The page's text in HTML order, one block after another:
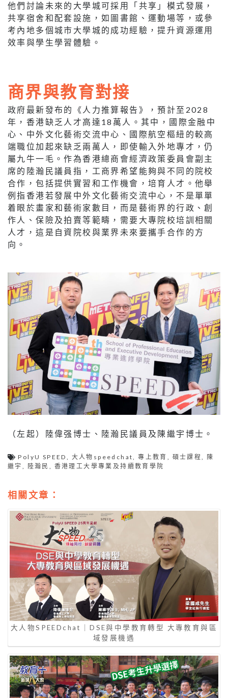
他們討論未來的大學城可採用「共享」模式發展，
共享宿舍和配套設施，如圖書館、運動場等，或參
考內地多個城市大學城的成功經驗，提升資源運用
效率與學生學習體驗。
商界與教育對接
政府最新發布的《人力推算報告》，預計至2028
年，香港缺乏人才高達18萬人。其中，國際金融中
心、中外文化藝術交流中心、國際航空樞紐的較高
端職位加起來缺乏兩萬人，即使輸入外地專才，仍
屬九牛一毛。作為香港總商會經濟政策委員會副主
席的陸瀚民議員指，工商界希望能夠與不同的院校
合作，包括提供實習和工作機會，培育人才。他舉
例指香港若發展中外文化藝術交流中心，不是單單
着眼於畫家和藝術家數目，而是藝術界的行政、創
作人、保險及拍賣等範疇，需要大專院校培訓相關
人才，這是自資院校與業界未來要攜手合作的方
向。
（左起）陸偉强博士、陸瀚民議員及陳繼宇博士。
PolyU SPEED 大人物speedchat ,專上教育 碩士課程
陳
繼宇
陸瀚民 香港理工大學專業及持續教育學院
相關文章：
大人物SPEEDchat｜DSE與中學教育轉型 大專教育與區
域發展機遇